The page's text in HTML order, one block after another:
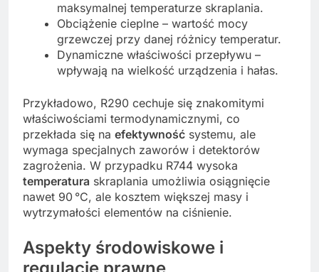
maksymalnej temperaturze skraplania.
Obciążenie cieplne – wartość mocy
grzewczej przy danej różnicy temperatur.
Dynamiczne właściwości przepływu –
wpływają na wielkość urządzenia i hałas.
Przykładowo, R290 cechuje się znakomitymi
właściwościami termodynamicznymi, co
przekłada się na efektywność systemu, ale
wymaga specjalnych zaworów i detektorów
zagrożenia. W przypadku R744 wysoka
temperatura skraplania umożliwia osiągnięcie
nawet 90 °C, ale kosztem większej masy i
wytrzymałości elementów na ciśnienie.
Aspekty środowiskowe i